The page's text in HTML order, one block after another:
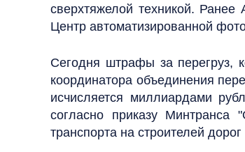
сверхтяжелой техникой.
Центр автоматизированной
Сегодня штрафы за перегруз,
координатора объединения
исчисляется миллиардами
согласно приказу Минтранса
транспорта на строителей